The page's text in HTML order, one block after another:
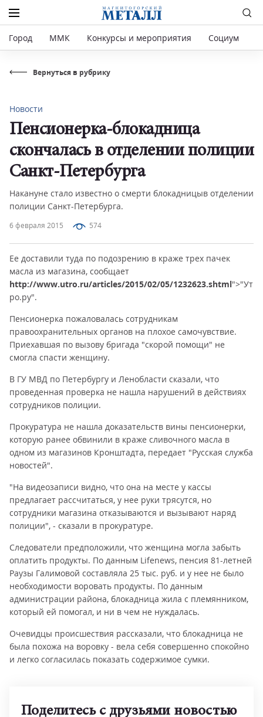
Город ММК Конкурсы и мероприятия Социум
Вернуться в рубрику
6 февраля 2015 574
Новости
Пенсионерка-блокадница
скончалась в отделении полиции
Санкт-Петербурга
Накануне стало известно о смерти блокадницыв отделении
полиции Санкт-Петербурга.
Ее доставили туда по подозрению в краже трех пачек
масла из магазина, сообщает
http://www.utro.ru/articles/2015/02/05/1232623.shtml">"Ут
ро.ру".
Пенсионерка пожаловалась сотрудникам
правоохранительных органов на плохое самочувствие.
Приехавшая по вызову бригада "скорой помощи" не
смогла спасти женщину.
В ГУ МВД по Петербургу и Ленобласти сказали, что
проведенная проверка не нашла нарушений в действиях
сотрудников полиции.
Прокуратура не нашла доказательств вины пенсионерки,
которую ранее обвинили в краже сливочного масла в
одном из магазинов Кронштадта, передает "Русская служба
новостей".
"На видеозаписи видно, что она на месте у кассы
предлагает рассчитаться, у нее руки трясутся, но
сотрудники магазина отказываются и вызывают наряд
полиции", - сказали в прокуратуре.
Следователи предположили, что женщина могла забыть
оплатить продукты. По данным Lifenews, пенсия 81-летней
Раузы Галимовой составляла 25 тыс. руб. и у нее не было
необходимости воровать продукты. По данным
администрации района, блокадница жила с племянником,
который ей помогал, и ни в чем не нуждалась.
Очевидцы происшествия рассказали, что блокадница не
была похожа на воровку - вела себя совершенно спокойно
и легко согласилась показать содержимое сумки.
Поделитесь с друзьями новостью